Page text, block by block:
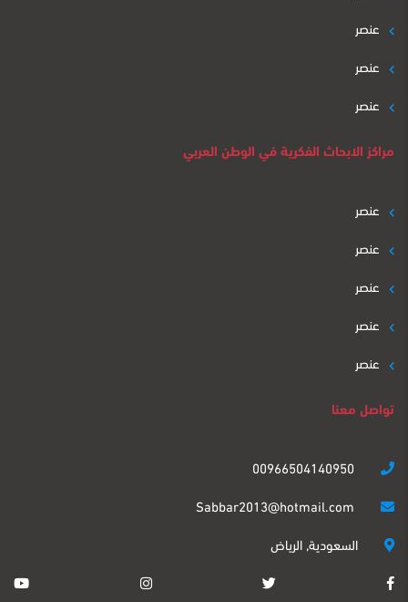
عنصر
عنصر
عنصر
مراكز الابحاث الفكرية في الوطن العربي
عنصر
عنصر
عنصر
عنصر
عنصر
تواصل معنا
السعودية, الرياض